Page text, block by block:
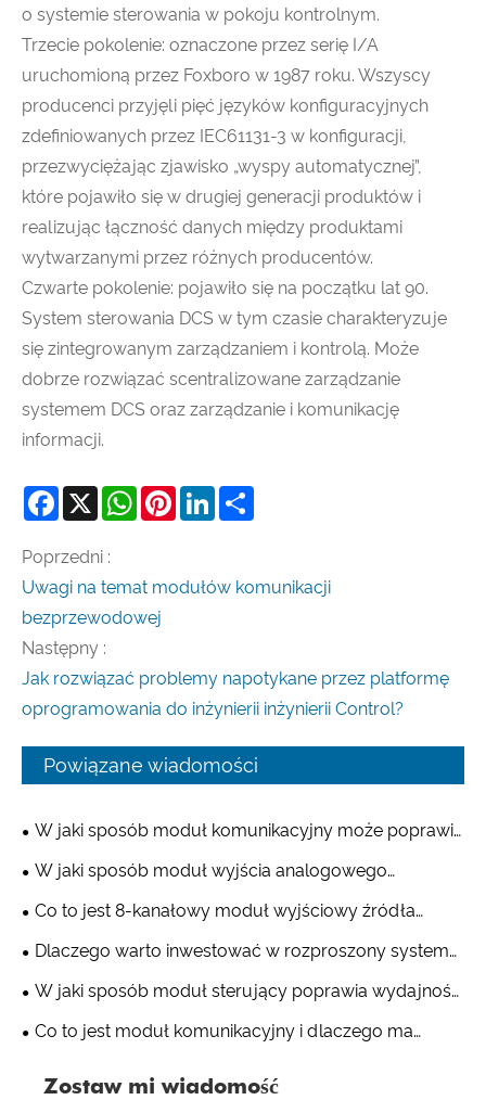
o systemie sterowania w pokoju kontrolnym.
Trzecie pokolenie: oznaczone przez serię I/A
uruchomioną przez Foxboro w 1987 roku. Wszyscy
producenci przyjęli pięć języków konfiguracyjnych
zdefiniowanych przez IEC61131-3 w konfiguracji,
przezwyciężając zjawisko „wyspy automatycznej”,
które pojawiło się w drugiej generacji produktów i
realizując łączność danych między produktami
wytwarzanymi przez różnych producentów.
Czwarte pokolenie: pojawiło się na początku lat 90.
System sterowania DCS w tym czasie charakteryzuje
się zintegrowanym zarządzaniem i kontrolą. Może
dobrze rozwiązać scentralizowane zarządzanie
systemem DCS oraz zarządzanie i komunikację
informacji.
Facebook
X WhatsAppPinterestLinkedIn
Poprzedni :
Uwagi na temat modułów komunikacji
bezprzewodowej
Następny :
Jak rozwiązać problemy napotykane przez platformę
oprogramowania do inżynierii inżynierii Control?
Powiązane wiadomości
W jaki sposób moduł komunikacyjny może poprawić
łączność przemysłową?
W jaki sposób moduł wyjścia analogowego
usprawnia przemysłowe systemy sterowania?
Co to jest 8-kanałowy moduł wyjściowy źródła
cyfrowego i dlaczego jest niezbędny w automatyce
przemysłowej?
Dlaczego warto inwestować w rozproszony system
sterowania?
W jaki sposób moduł sterujący poprawia wydajność
automatyki przemysłowej?
Co to jest moduł komunikacyjny i dlaczego ma
przemysłowych?
Zostaw mi wiadomość